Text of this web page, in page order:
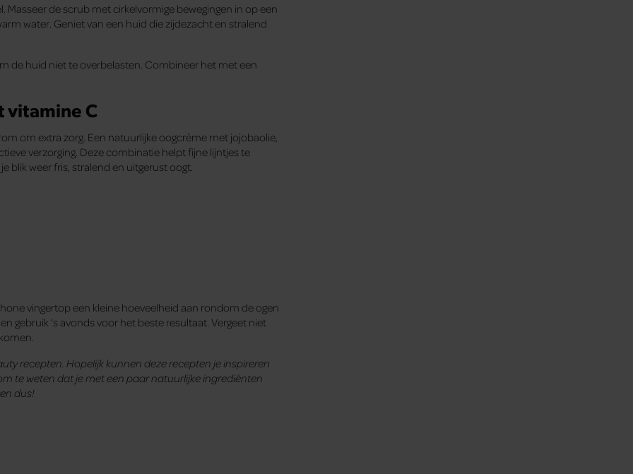
Masseer de scrub met cirkelvormige bewegingen in op een
water. Geniet van een huid die zijdezacht en stralend
de huid niet te overbelasten. Combineer het met een
vitamine C
om extra zorg. Een natuurlijke oogcrème met jojobaolie,
verzorging. Deze combinatie helpt fijne lijntjes te
blik weer fris, stralend en uitgerust oogt.
vingertop een kleine hoeveelheid aan rondom de ogen
gebruik ‘s avonds voor het beste resultaat. Vergeet niet
recepten. Hopelijk kunnen deze recepten je inspireren
te weten dat je met een paar natuurlijke ingrediënten
dus!